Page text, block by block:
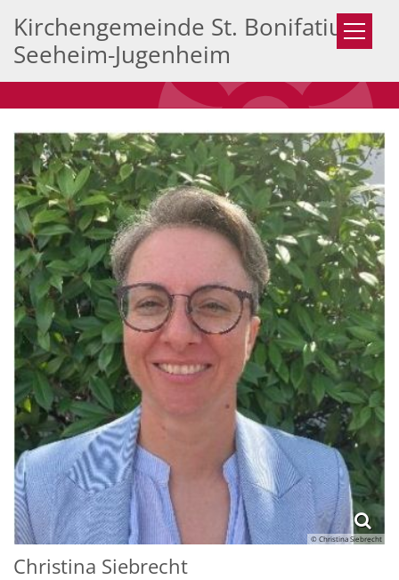
Kirchengemeinde St. Bonifatius
Seeheim-Jugenheim
© Christina Siebrecht
Christina Siebrecht